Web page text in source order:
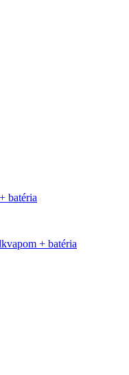
batéria
+ batéria